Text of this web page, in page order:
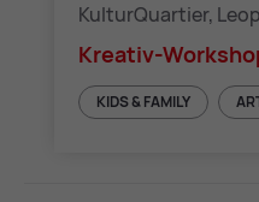
KulturQuartier,
Kreativ-
KIDS & FAMILY